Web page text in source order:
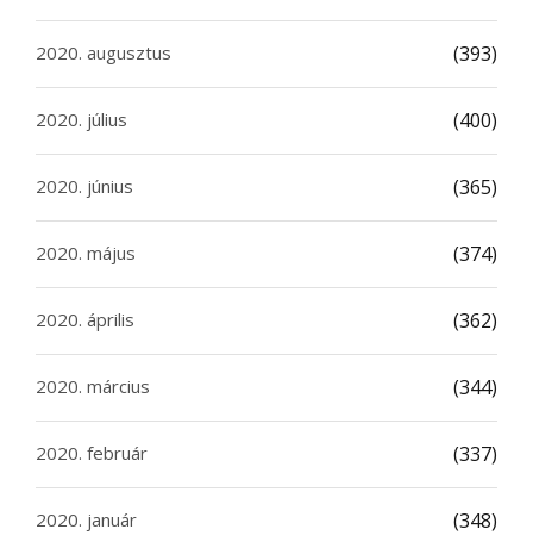
2020. augusztus (393)
2020. július (400)
2020. június (365)
2020. május (374)
2020. április (362)
2020. március (344)
2020. február (337)
2020. január (348)